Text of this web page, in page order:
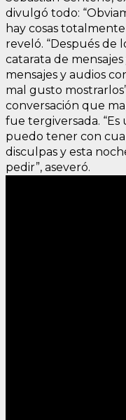
divulgó todo:
hay cosas
reveló. “Después de
catarata de
mensajes y audios
mal gusto
conversación que
fue tergiversada.
puedo tener con
disculpas y esta
pedir”, aseveró.